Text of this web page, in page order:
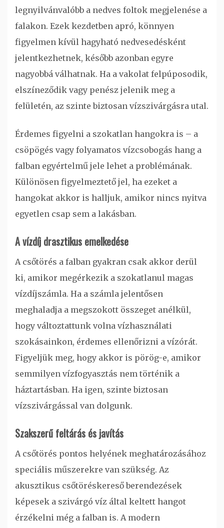
legnyilvánvalóbb a nedves foltok megjelenése a
falakon. Ezek kezdetben apró, könnyen
figyelmen kívül hagyható nedvesedésként
jelentkezhetnek, később azonban egyre
nagyobbá válhatnak. Ha a vakolat felpúposodik,
elszíneződik vagy penész jelenik meg a
felületén, az szinte biztosan vízszivárgásra utal.
Érdemes figyelni a szokatlan hangokra is – a
csöpögés vagy folyamatos vízcsobogás hang a
falban egyértelmű jele lehet a problémának.
Különösen figyelmeztető jel, ha ezeket a
hangokat akkor is halljuk, amikor nincs nyitva
egyetlen csap sem a lakásban.
A vízdíj drasztikus emelkedése
A csőtörés a falban gyakran csak akkor derül
ki, amikor megérkezik a szokatlanul magas
vízdíjszámla. Ha a számla jelentősen
meghaladja a megszokott összeget anélkül,
hogy változtattunk volna vízhasználati
szokásainkon, érdemes ellenőrizni a vízórát.
Figyeljük meg, hogy akkor is pörög-e, amikor
semmilyen vízfogyasztás nem történik a
háztartásban. Ha igen, szinte biztosan
vízszivárgással van dolgunk.
Szakszerű feltárás és javítás
A csőtörés pontos helyének meghatározásához
speciális műszerekre van szükség. Az
akusztikus csőtöréskereső berendezések
képesek a szivárgó víz által keltett hangot
érzékelni még a falban is. A modern